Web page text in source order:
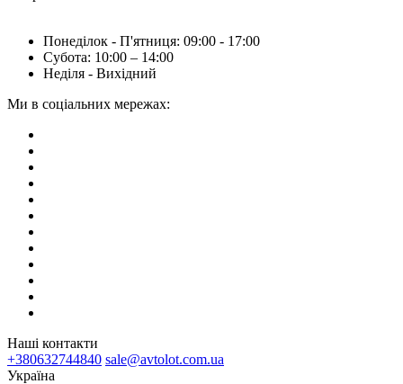
Понеділок - П'ятниця: 09:00 - 17:00
Субота: 10:00 – 14:00
Неділя - Вихідний
Ми в соціальних мережах:
Наші контакти
+380632744840 sale@avtolot.com.ua
Українa